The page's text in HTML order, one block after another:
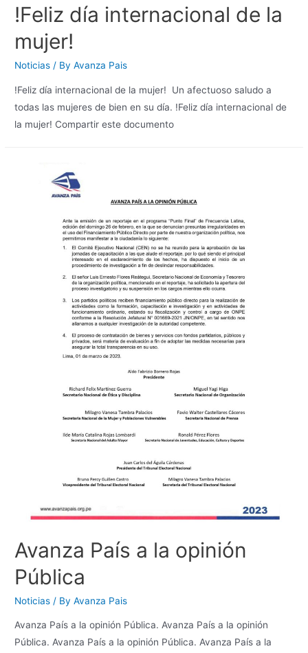
!Feliz día internacional de la
mujer!
Noticias / ByAvanza Pais
!Feliz día internacional de la mujer! Un afectuoso saludo a
todas las mujeres de bien en su día. !Feliz día internacional de
la mujer! Compartir este documento
Avanza País a la opinión
Pública
Noticias / ByAvanza Pais
Avanza País a la opinión Pública. Avanza País a la opinión
Pública. Avanza País a la opinión Pública. Avanza País a la